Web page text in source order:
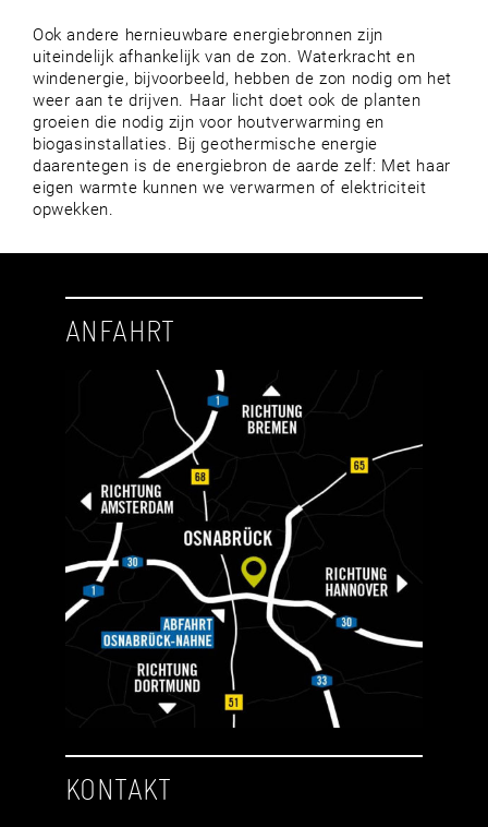
Ook andere hernieuwbare energiebronnen zijn
uiteindelijk afhankelijk van de zon. Waterkracht en
windenergie, bijvoorbeeld, hebben de zon nodig om het
weer aan te drijven. Haar licht doet ook de planten
groeien die nodig zijn voor houtverwarming en
biogasinstallaties. Bij geothermische energie
daarentegen is de energiebron de aarde zelf: Met haar
eigen warmte kunnen we verwarmen of elektriciteit
opwekken.
ANFAHRT
KONTAKT